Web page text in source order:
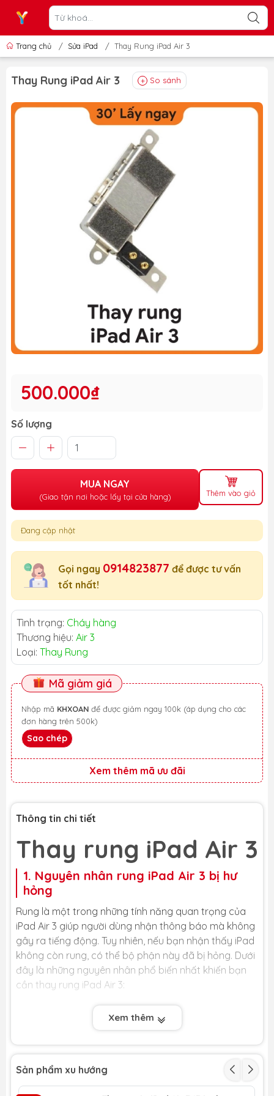
Trang chủ / Sửa iPad / Thay Rung iPad Air 3
Thay Rung iPad Air 3 So sánh
500.000₫
Số lượng
MUA NGAY
(Giao tận nơi hoặc lấy tại cửa hàng) Thêm vào giỏ
Đang cập nhật
Gọi ngay 0914823877 để được tư vấn
tốt nhất!
Tình trạng: Cháy hàng
Thương hiệu: Air 3
Loại: Thay Rung
Mã giảm giá
Nhập mã KHXOAN
đơn hàng trên 500k)
Sao chép
Xem thêm mã ưu đãi
Thông tin chi tiết
Thay rung iPad Air 3
1. Nguyên nhân rung iPad Air 3 bị hư
hỏng
Rung là một trong những tính năng quan trọng của
iPad Air 3 giúp người dùng nhận thông báo mà không
gây ra tiếng động. Tuy nhiên, nếu bạn nhận thấy iPad
không còn rung, có thể bộ phận này đã bị hỏng. Dưới
đây là những nguyên nhân phổ biến nhất khiến bạn
cần thay rung iPad Air 3:
- iPad bị va đập mạnh hoặc vào nước: Lực tác động
mạnh khi rơi hoặc va chạm có thể làm hỏng motor
thoại bị ngấm nước, các linh kiện bên trong motor
rung sẽ bị ăn mòn, gây chập mạch. Khi đó, việc thay
Xem thêm
Sản phẩm xu hướng